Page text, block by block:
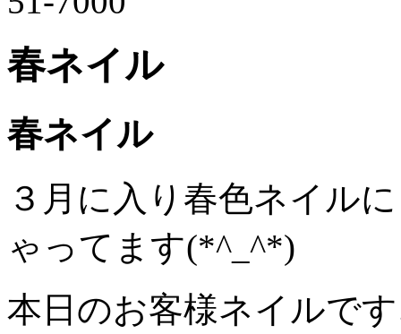
春ネイル
春ネイル
３月に入り春色ネイル
ゃってます(*^_^*)
本日のお客様ネイルで